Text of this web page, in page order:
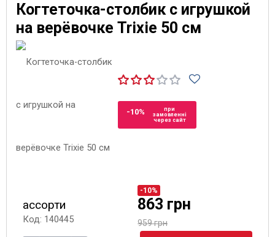
Когтеточка-столбик с игрушкой
на верёвочке Trixie 50 см
-10%
при
замовленні
через сайт
ассорти
Код: 140445
-10%
863 грн
959 грн